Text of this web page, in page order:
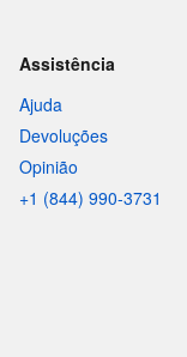
Assistência
Ajuda
Devoluções
Opinião
+1 (844) 990-3731